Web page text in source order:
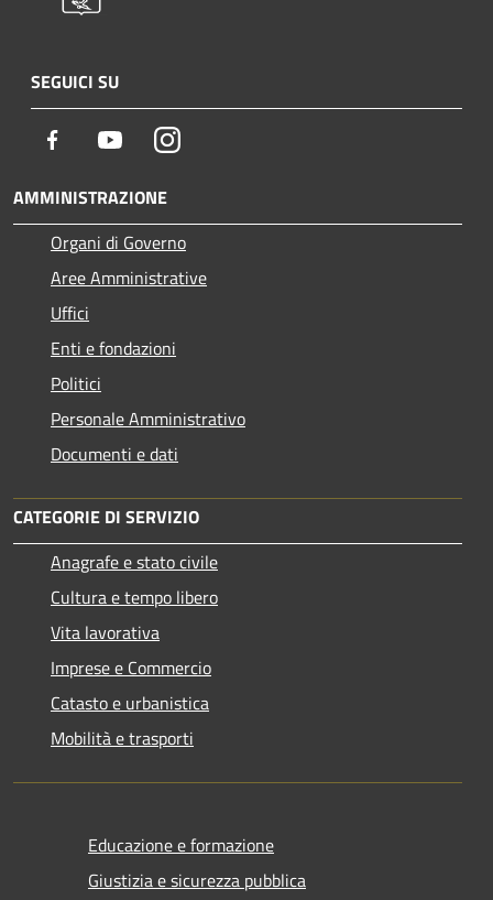
SEGUICI SU
Facebook YoutubeInstagram
AMMINISTRAZIONE
Organi di Governo
Aree Amministrative
Uffici
Enti e fondazioni
Politici
Personale Amministrativo
Documenti e dati
CATEGORIE DI SERVIZIO
Anagrafe e stato civile
Cultura e tempo libero
Vita lavorativa
Imprese e Commercio
Catasto e urbanistica
Mobilità e trasporti
Educazione e formazione
Giustizia e sicurezza pubblica